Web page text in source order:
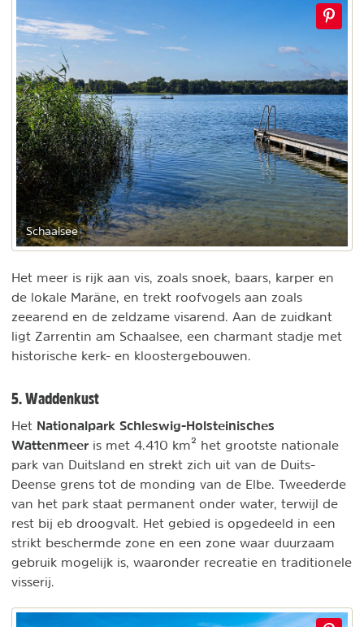
Schaalsee
Het meer is rijk aan vis, zoals snoek, baars, karper en
de lokale Maräne, en trekt roofvogels aan zoals
zeearend en de zeldzame visarend. Aan de zuidkant
ligt Zarrentin am Schaalsee, een charmant stadje met
historische kerk- en kloostergebouwen.
5. Waddenkust
Het Nationalpark Schleswig-Holsteinisches
Wattenmeer is met 4.410 km² het grootste nationale
park van Duitsland en strekt zich uit van de Duits-
Deense grens tot de monding van de Elbe. Tweederde
van het park staat permanent onder water, terwijl de
rest bij eb droogvalt. Het gebied is opgedeeld in een
strikt beschermde zone en een zone waar duurzaam
gebruik mogelijk is, waaronder recreatie en traditionele
visserij.